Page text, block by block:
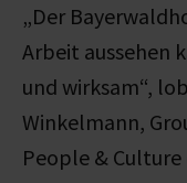
„Der
Arbeit aussehen
und wirksam“,
Winkelmann,
People &